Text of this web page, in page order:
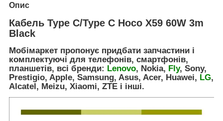
Опис
Кабель Type C/Type C Hoco X59 60W 3m
Black
Мобімаркет пропонує придбати запчастини і
комплектуючі для телефонів, смартфонів,
планшетів, всі бренди: Lenovo, Nokia, Fly, Sony,
Prestigio, Apple, Samsung, Asus, Acer, Huawei, LG,
Alcatel, Meizu, Xiaomi, ZTE і інші.